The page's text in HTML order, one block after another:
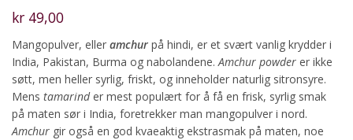
kr 49,00
Mangopulver, eller amchur på hindi, er et svært vanlig krydder i
India, Pakistan, Burma og nabolandene.Amchur powder er ikke
søtt, men heller syrlig, friskt, og inneholder naturlig sitronsyre.
Mens tamarinder mest populært for å få en frisk, syrlig smak
på maten sør i India, foretrekker man mangopulver i nord.
Amchur gir også en god kvaeaktig ekstrasmak på maten, noe